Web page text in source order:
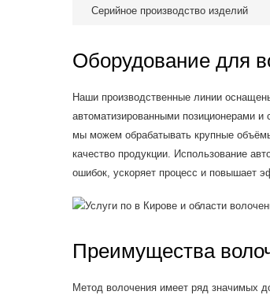
Серийное производство изделий
Оборудование для
Наши производственные линии
автоматизированными позиционерами
мы можем обрабатывать крупные
качество продукции. Использование
ошибок, ускоряет процесс и повышает
Преимущества
Метод волочения имеет ряд значимых